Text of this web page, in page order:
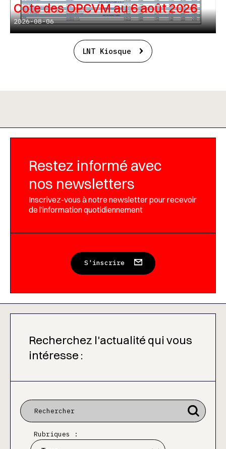
Cote des OPCVM au 6 août 2026
2026-08-06
LNT Kiosque
Restez informé avec
nos newsletters
Inscrivez-vous à notre newsletter pour recevoir
de l’information quotidiennement
S'inscrire
Recherchez l'actualité qui vous
intéresse :
Rubriques :